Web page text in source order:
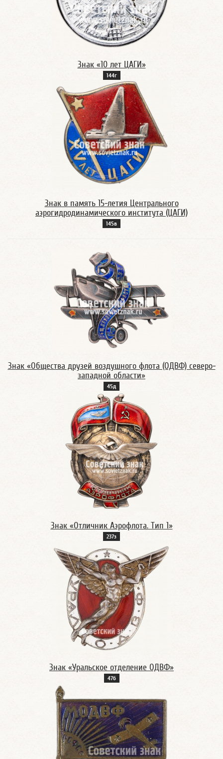
Знак «10 лет ЦАГИ»
144г
Знак в память 15-летия Центрального
аэрогидродинамического института (ЦАГИ)
145в
Знак «Общества друзей воздушного флота (ОДВФ) северо-
западной области»
45д
Знак «Отличник Аэрофлота. Тип 1»
237з
Знак «Уральское отделение ОДВФ»
47б